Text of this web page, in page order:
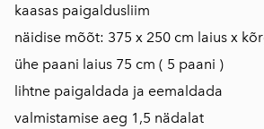
kaasas paigaldusliim
näidise mõõt: 375 x 250 cm laius x
ühe paani laius 75 cm ( 5 paani )
lihtne paigaldada ja eemaldada
valmistamise aeg 1,5 nädalat